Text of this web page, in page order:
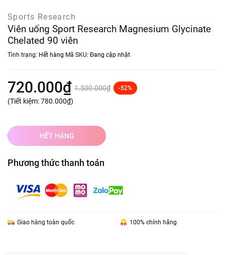
Sports Research
Viên uống Sport Research Magnesium Glycinate
Chelated 90 viên
Tình trạng: Hết hàng Mã SKU: Đang cập nhật
720.000₫ 1.500.000₫ -52%
(Tiết kiệm:780.000₫)
HẾT HÀNG
Phương thức thanh toán
Giao hàng toàn quốc 100% chính hãng